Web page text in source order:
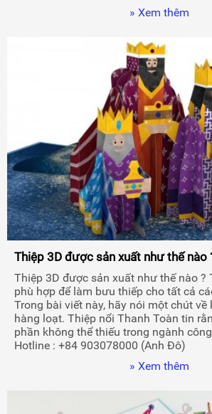
» Xem thêm
Thiệp 3D được sản xuất như thế nào
Thiệp 3D được sản xuất như thế nào ?
phù hợp để làm bưu thiếp cho tất cả
Trong bài viết này, hãy nói một chút
hàng loạt. Thiệp nổi Thanh Toàn tin
phần không thể thiếu trong ngành
Hotline : +84 903078000 (Anh Đô)
» Xem thêm